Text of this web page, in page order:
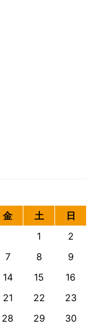
金 土 日
1
2
7 8
9
14 15
16
21 22
23
28 29
30